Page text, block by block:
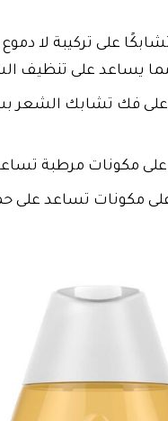
على تركيبة لا دموع
مما يساعد على تنظيف
فك تشابك الشعر
مكونات مرطبة
مكونات تساعد على